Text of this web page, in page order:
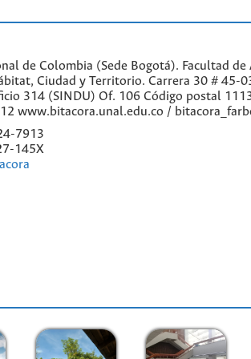
de Colombia (Sede Bogotá). Facultad
Ciudad y Territorio. Carrera 30 # 45-
314 (SINDU) Of. 106 Código postal
www.bitacora.unal.edu.co /
7913
145X